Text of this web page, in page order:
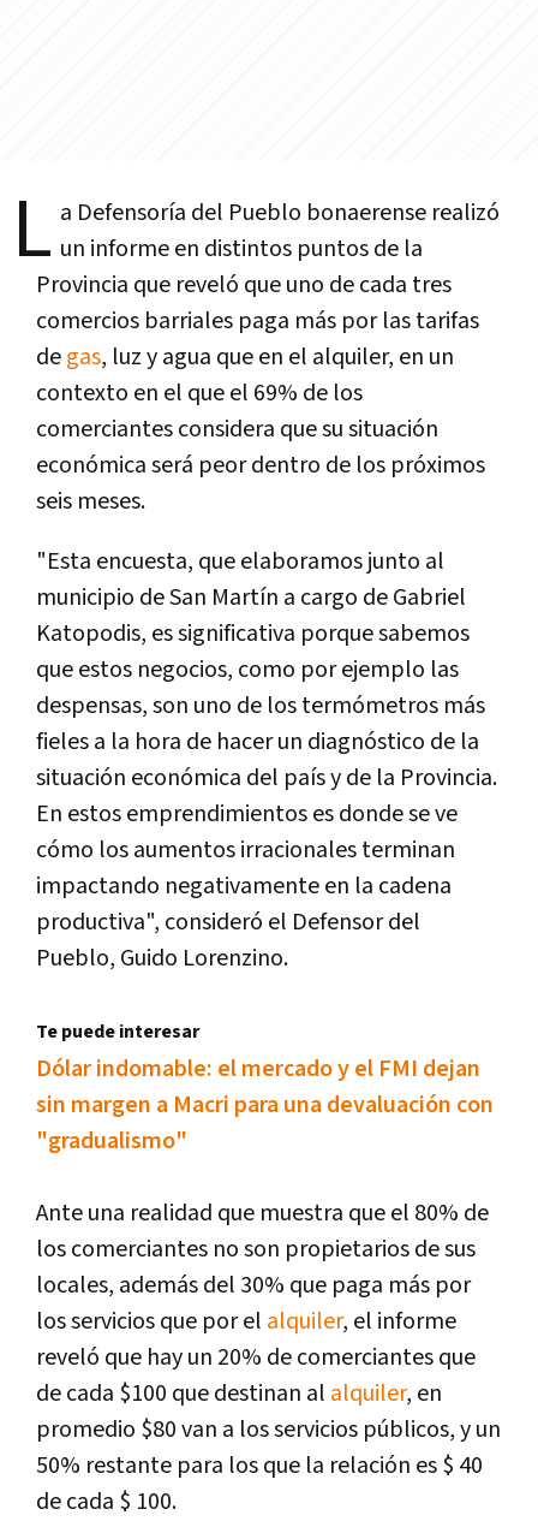
L a Defensorí­a del Pueblo bonaerense realizó
un informe en distintos puntos de la
Provincia que reveló que uno de cada tres
comercios barriales paga más por las tarifas
degas, luz y agua que en el alquiler, en un
contexto en el que el 69% de los
comerciantes considera que su situación
económica será peor dentro de los próximos
seis meses.
"Esta encuesta, que elaboramos junto al
municipio de San Martí­n a cargo de Gabriel
Katopodis, es significativa porque sabemos
que estos negocios, como por ejemplo las
despensas, son uno de los termómetros más
fieles a la hora de hacer un diagnóstico de la
situación económica del paí­s y de la Provincia.
En estos emprendimientos es donde se ve
cómo los aumentos irracionales terminan
impactando negativamente en la cadena
productiva", consideró el Defensor del
Pueblo, Guido Lorenzino.
Te puede interesar
Dólar indomable: el mercado y el FMI dejan
sin margen a Macri para una devaluación con
"gradualismo"
Ante una realidad que muestra que el 80% de
los comerciantes no son propietarios de sus
locales, además del 30% que paga más por
los servicios que por el alquiler, el informe
reveló que hay un 20% de comerciantes que
de cada $100 que destinan al alquiler, en
promedio $80 van a los servicios públicos, y un
50% restante para los que la relación es $ 40
de cada $ 100.